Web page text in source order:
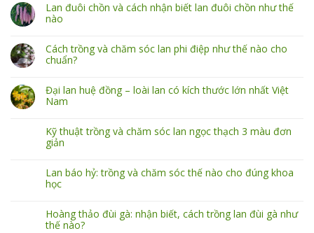
Lan đuôi chồn và cách nhận biết lan đuôi chồn như thế
nào
Cách trồng và chăm sóc lan phi điệp như thế nào cho
chuẩn?
Đại lan huệ đồng – loài lan có kích thước lớn nhất Việt
Nam
Kỹ thuật trồng và chăm sóc lan ngọc thạch 3 màu đơn
giản
Lan báo hỷ: trồng và chăm sóc thế nào cho đúng khoa
học
Hoàng thảo đùi gà: nhận biết, cách trồng lan đùi gà như
thế nào?